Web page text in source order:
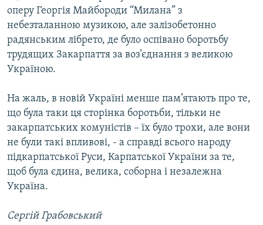
оперу Георгія Майбороди “Милана” з
небезталанною музикою, але залізобетонно
радянським лібрето, де було оспівано боротьбу
трудящих Закарпаття за воз’єднання з великою
Україною.
На жаль, в новій Україні менше пам’ятають про те,
що була таки ця сторінка боротьби, тільки не
закарпатських комуністів – їх було трохи, але вони
не були такі впливові, - а справді всього народу
підкарпатської Руси, Карпатської України за те,
щоб була єдина, велика, соборна і незалежна
Україна.
Сергій Грабовський